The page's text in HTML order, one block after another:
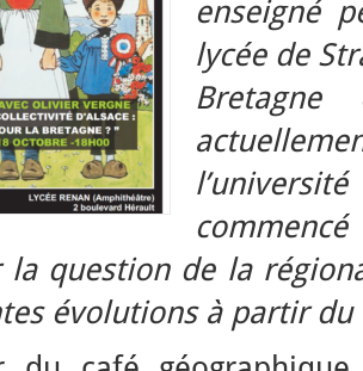
enseigné
lycée de
la question de la
évolutions à partir du